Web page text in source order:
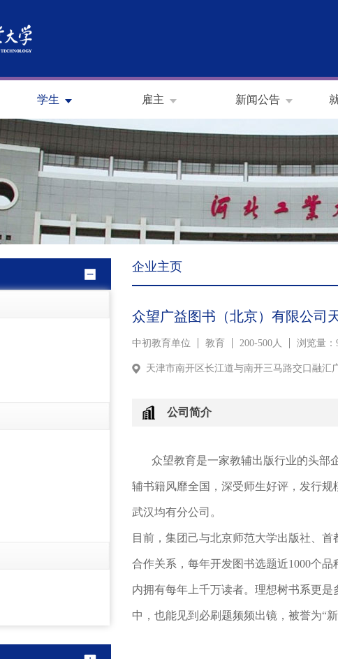
学生 雇主 新闻公告
企业主页
众望广益图书（北京）有限公司
中初教育单位 教育 200-500人 浏览量：
天津市南开区长江道与南开三马路交口融汇
公司简介
众望教育是一家教辅出版行业的头部
辅书籍风靡全国，深受师生好评，发行规
武汉均有分公司。
目前，集团己与北京师范大学出版社、
合作关系，每年开发图书选题近1000个
内拥有每年上千万读者。理想树书系更
中，也能见到必刷题频频出镜，被誉为“新